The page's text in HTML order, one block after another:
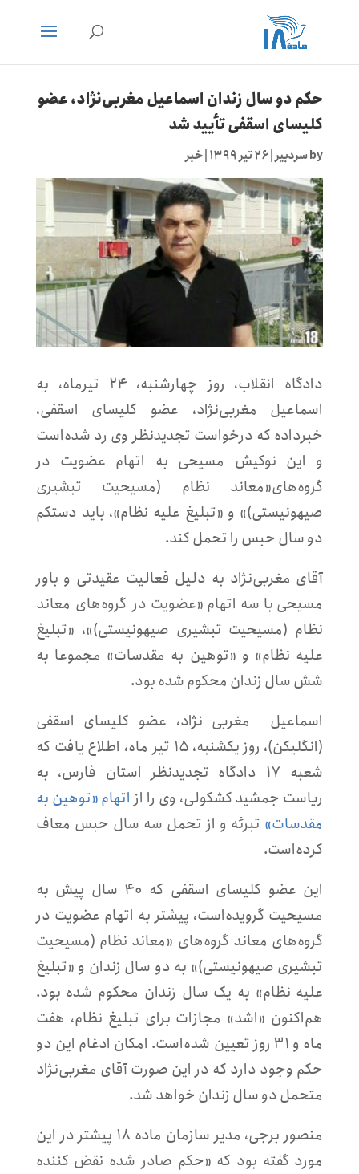
حکم دو سال زندان اسماعیل مغربی‌نژاد، عضو
کلیسای اسقفی تأیید شد
byسردبیر| ۲۶ تیر ۱۳۹۹ خبر
دادگاه انقلاب، روز چهارشنبه، ۲۴ تیرماه، به
اسماعیل مغربی‌نژاد، عضو کلیسای اسقفی،
خبرداده که درخواست تجدیدنظر وی رد شده‌است
و این نوکیش مسیحی به اتهام عضویت در
گروه‌های«معاند نظام (مسیحیت تبشیری
صیهونیستی)» و «تبلیغ علیه نظام»، باید دستکم
دو سال حبس را تحمل کند.
آقای مغربی‌نژاد به دلیل فعالیت عقیدتی و باور
مسیحی با سه اتهام «عضویت در گروه‌های معاند
نظام (مسیحیت تبشیری صیهونیستی)»، «تبلیغ
علیه نظام» و «توهین به مقدسات» مجموعا به
شش سال زندان محکوم شده بود.
اسماعیل مغربی نژاد، عضو کلیسای اسقفی
(انگلیکن)، روز یکشنبه، ۱۵ تیر ماه، اطلاع یافت که
شعبه ۱۷ دادگاه تجدیدنظر استان فارس، به
ریاست جمشید کشکولی، وی را از اتهام «توهین به
مقدسات» تبرئه و از تحمل سه سال حبس معاف
کرده‌است.
این عضو کلیسای اسقفی که ۴۰ سال پیش به
مسیحیت گرویده‌است، پیشتر به اتهام عضویت در
گروه‌های معاند گروه‌های «معاند نظام (مسیحیت
تبشیری صیهونیستی)» به دو سال زندان و «تبلیغ
علیه نظام» به یک سال زندان محکوم شده بود.
هم‌اکنون «اشد» مجازات برای تبلیغ نظام، هفت
ماه و ۳۱ روز تعیین شده‌است. امکان ادغام این دو
حکم وجود دارد که در این صورت آقای مغربی‌نژاد
متحمل دو سال زندان خواهد شد.
منصور برجی، مدیر سازمان ماده ۱۸ پیشتر در این
مورد گفته بود که «حکم صادر شده نقض کننده